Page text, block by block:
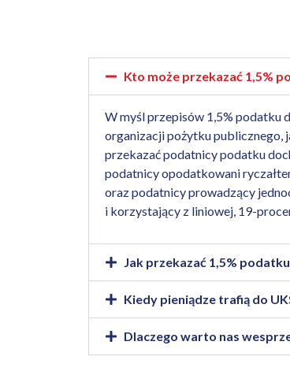
Kto może przekazać 1,5%
W myśl przepisów 1,5% podatku
organizacji pożytku publicznego,
przekazaćpodatnicy podatku
podatnicy opodatkowani
orazpodatnicy prowadzący
i korzystający z liniowej, 19-
Jak przekazać 1,5%
Kiedy pieniądze trafią do
Dlaczego warto nas